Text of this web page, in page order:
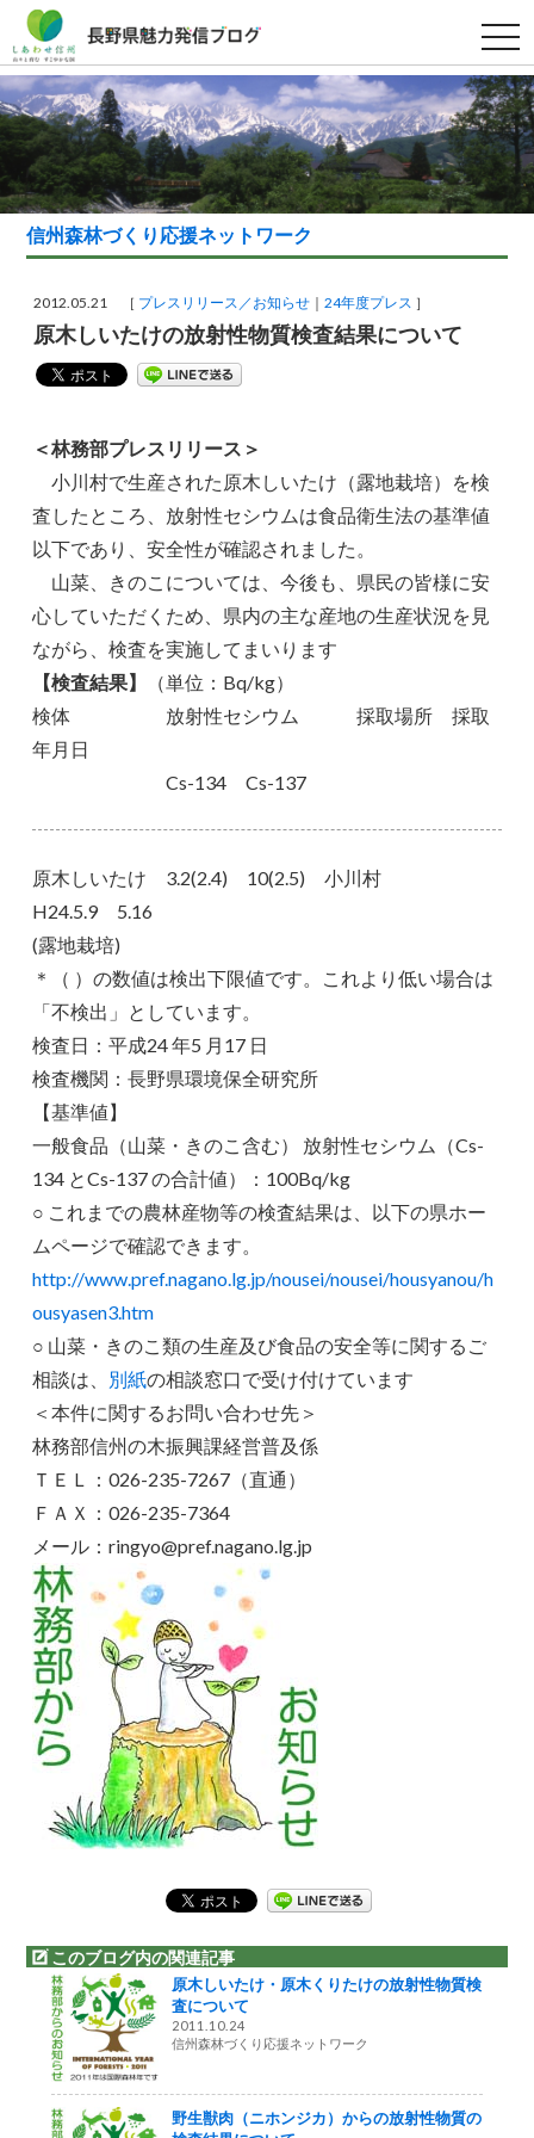
t
o
g
g
l
e
n
a
v
g
i
信州森林づくり応援ネットワーク
2012.05.21 ［ プレスリリース／お知らせ 24年度プレス ］
原木しいたけの放射性物質検査結果について
＜林務部プレスリリース＞
小川村で生産された原木しいたけ（露地栽培）を検
査したところ、放射性セシウムは食品衛生法の基準値
以下であり、安全性が確認されました。
山菜、きのこについては、今後も、県民の皆様に安
心していただくため、県内の主な産地の生産状況を見
ながら、検査を実施してまいります
【検査結果】
（単位：Bq/kg）
検体 放射性セシウム 採取場所 採取
年月日
Cs-134 Cs-137
原木しいたけ 3.2(2.4) 10(2.5) 小川村
H24.5.9 5.16
(露地栽培)
＊（ ）の数値は検出下限値です。これより低い場合は
「不検出」としています。
検査日：平成24 年5 月17 日
検査機関：長野県環境保全研究所
【基準値】
一般食品（山菜・きのこ含む） 放射性セシウム（Cs-
134 とCs-137 の合計値）：100Bq/kg
○ これまでの農林産物等の検査結果は、以下の県ホー
ムページで確認できます。
http://www.pref.nagano.lg.jp/nousei/nousei/housyanou/h
ousyasen3.htm
○ 山菜・きのこ類の生産及び食品の安全等に関するご
相談は、 別紙の相談窓口で受け付けています
＜本件に関するお問い合わせ先＞
林務部信州の木振興課経営普及係
ＴＥＬ：026-235-7267（直通）
ＦＡＸ：026-235-7364
メール：ringyo@pref.nagano.lg.jp
このブログ内の関連記事
原木しいたけ・原木くりたけの放射性物質検
査について
2011.10.24
信州森林づくり応援ネットワーク
野生獣肉（ニホンジカ）からの放射性物質の